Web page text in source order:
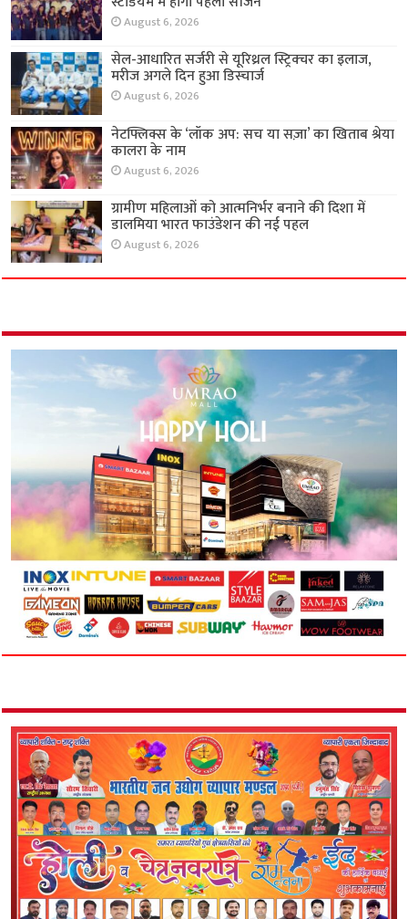
August 6, 2026
सेल-आधारित सर्जरी से यूरिथ्रल स्ट्रिक्चर का इलाज,
मरीज अगले दिन हुआ डिस्चार्ज
August 6, 2026
नेटफ्लिक्स के ‘लॉक अप: सच या सज़ा’ का खिताब श्रेया
कालरा के नाम
August 6, 2026
ग्रामीण महिलाओं को आत्मनिर्भर बनाने की दिशा में
डालमिया भारत फाउंडेशन की नई पहल
August 6, 2026